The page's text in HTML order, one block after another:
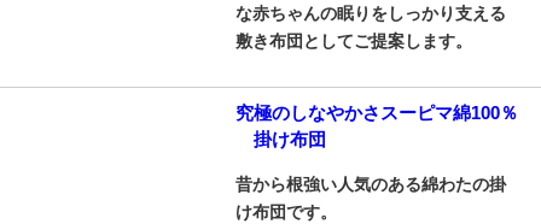
な赤ちゃんの眠りをしっかり支える
敷き布団としてご提案します。
究極のしなやかさスーピマ綿100％
掛け布団
昔から根強い人気のある綿わたの掛
け布団です。